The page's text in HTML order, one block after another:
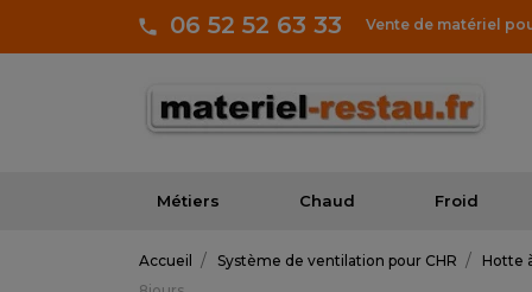
06 52 52 63 33 Vente de matériel
Métiers Chaud Froid
Accueil Système de ventilation pour CHR
Hotte